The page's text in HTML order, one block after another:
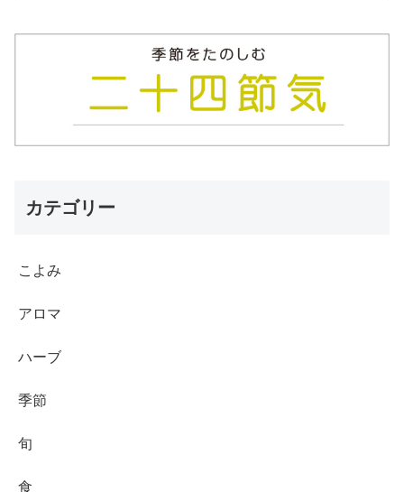
カテゴリー
こよみ
アロマ
ハーブ
季節
旬
食